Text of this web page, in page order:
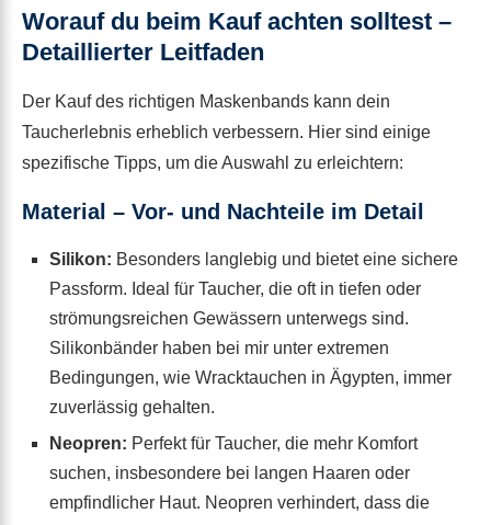
Worauf du beim Kauf achten solltest –
Detaillierter Leitfaden
Der Kauf des richtigen Maskenbands kann dein
Taucherlebnis erheblich verbessern. Hier sind einige
spezifische Tipps, um die Auswahl zu erleichtern:
Material – Vor- und Nachteile im Detail
Silikon: Besonders langlebig und bietet eine sichere
Passform. Ideal für Taucher, die oft in tiefen oder
strömungsreichen Gewässern unterwegs sind.
Silikonbänder haben bei mir unter extremen
Bedingungen, wie Wracktauchen in Ägypten, immer
zuverlässig gehalten.
Neopren: Perfekt für Taucher, die mehr Komfort
suchen, insbesondere bei langen Haaren oder
empfindlicher Haut. Neopren verhindert, dass die